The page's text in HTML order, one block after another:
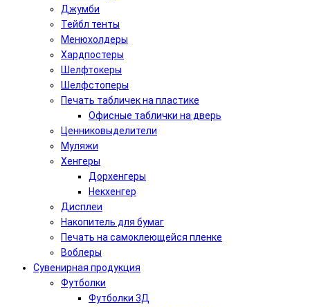
Джумби
Тейбл тенты
Менюхолдеры
Хардпостеры
Шелфтокеры
Шелфстоперы
Печать табличек на пластике
Офисные таблички на дверь
Ценниковыделители
Муляжи
Хенгеры
Дорхенгеры
Некхенгер
Дисплеи
Накопитель для бумаг
Печать на самоклеющейся пленке
Воблеры
Сувенирная продукция
Футболки
Футболки 3Д